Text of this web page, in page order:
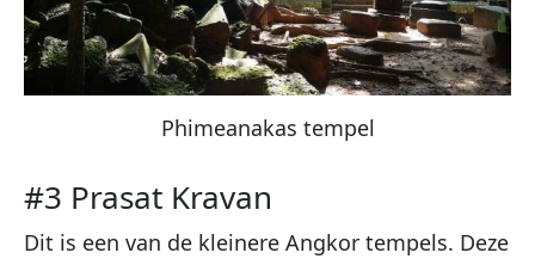
Phimeanakas tempel
#3 Prasat Kravan
Dit is een van de kleinere Angkor tempels. Deze